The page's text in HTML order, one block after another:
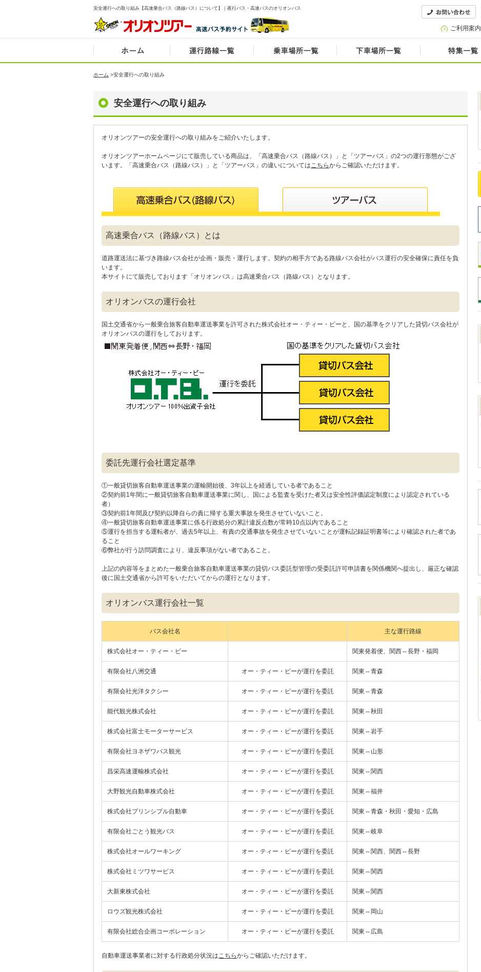
安全運行への取り組み【高速乗合バス（路線バス）について】｜夜行バス・高速バスのオリオンバス
ご利用案内
ホーム >安全運行への取り組み
安全運行への取り組み
オリオンツアーの安全運行への取り組みをご紹介いたします。
オリオンツアーホームページにて販売している商品は、「高速乗合バス（路線バス）」と「ツアーバス」の2つの運行形態がござ
います。「高速乗合バス（路線バス）」と「ツアーバス」の違いについてはこちらからご確認いただけます。
高速乗合バス（路線バス）とは
道路運送法に基づき路線バス会社が企画・販売・運行します。契約の相手方である路線バス会社がバス運行の安全確保に責任を負
います。
本サイトにて販売しております「オリオンバス」は高速乗合バス（路線バス）となります。
オリオンバスの運行会社
国土交通省から一般乗合旅客自動車運送事業を許可された株式会社オー・ティー・ビーと、国の基準をクリアした貸切バス会社が
オリオンバスの運行をしております。
委託先運行会社選定基準
①一般貸切旅客自動車運送事業の運輸開始後、3年以上を経過している者であること
②契約前1年間に一般貸切旅客自動車運送事業に関し、国による監査を受けた者又は安全性評価認定制度により認定されている
者）
③契約前1年間及び契約以降自らの責に帰する重大事故を発生させていないこと。
④一般貸切旅客自動車運送事業に係る行政処分の累計違反点数が常時10点以内であること
⑤運行を担当する運転者が、過去5年以上、有責の交通事故を発生させていないことが運転記録証明書等により確認された者であ
ること
⑥弊社が行う訪問調査により、違反事項がない者であること。
上記の内容等をまとめた一般乗合旅客自動車運送事業の貸切バス委託型管理の受委託許可申請書を関係機関へ提出し、厳正な確認
後に国土交通省から許可をいただいてからの運行となります。
オリオンバス運行会社一覧
バス会社名 主な運行路線
株式会社オー・ティー・ビー 関東発着便、関西⇔長野・福岡
有限会社八洲交通 オー・ティー・ビーが運行を委託 関東⇔青森
有限会社光洋タクシー オー・ティー・ビーが運行を委託 関東⇔青森
能代観光株式会社 オー・ティー・ビーが運行を委託 関東⇔秋田
株式会社富士モーターサービス オー・ティー・ビーが運行を委託 関東⇔岩手
有限会社ヨネザワバス観光 オー・ティー・ビーが運行を委託 関東⇔山形
昌栄高速運輸株式会社 オー・ティー・ビーが運行を委託 関東⇔関西
大野観光自動車株式会社 オー・ティー・ビーが運行を委託 関東⇔福井
株式会社プリンシプル自動車 オー・ティー・ビーが運行を委託 関東⇔青森・秋田・愛知・広島
有限会社ごとう観光バス オー・ティー・ビーが運行を委託 関東⇔岐阜
株式会社オールワーキング オー・ティー・ビーが運行を委託 関東⇔関西、関西⇔長野
株式会社ミツワサービス オー・ティー・ビーが運行を委託 関東⇔関西
大新東株式会社 オー・ティー・ビーが運行を委託 関東⇔関西
ロウズ観光株式会社 オー・ティー・ビーが運行を委託 関東⇔岡山
有限会社総合企画コーポレーション オー・ティー・ビーが運行を委託 関東⇔広島
自動車運送事業者に対する行政処分状況はこちらからご確認いただけます。